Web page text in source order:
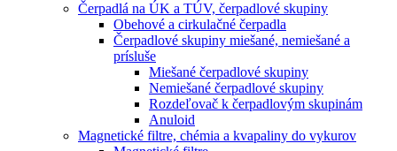
Čerpadlá na ÚK a TÚV, čerpadlové skupiny
Obehové a cirkulačné čerpadla
Čerpadlové skupiny miešané, nemiešané a
prísluše
Miešané čerpadlové skupiny
Nemiešané čerpadlové skupiny
Rozdeľovač k čerpadlovým skupinám
Anuloid
Magnetické filtre, chémia a kvapaliny do vykurov